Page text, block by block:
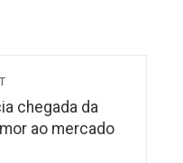
chegada da
ao mercado